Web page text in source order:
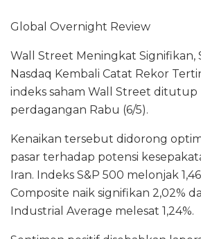
Global Overnight Review
Wall Street Meningkat Signifikan,
Nasdaq Kembali Catat Rekor
indeks saham Wall Street ditutup
perdagangan Rabu (6/5).
Kenaikan tersebut didorong
pasar terhadap potensi
Iran. Indeks S&P 500 melonjak
Composite naik signifikan 2,02%
Industrial Average melesat 1,24%.